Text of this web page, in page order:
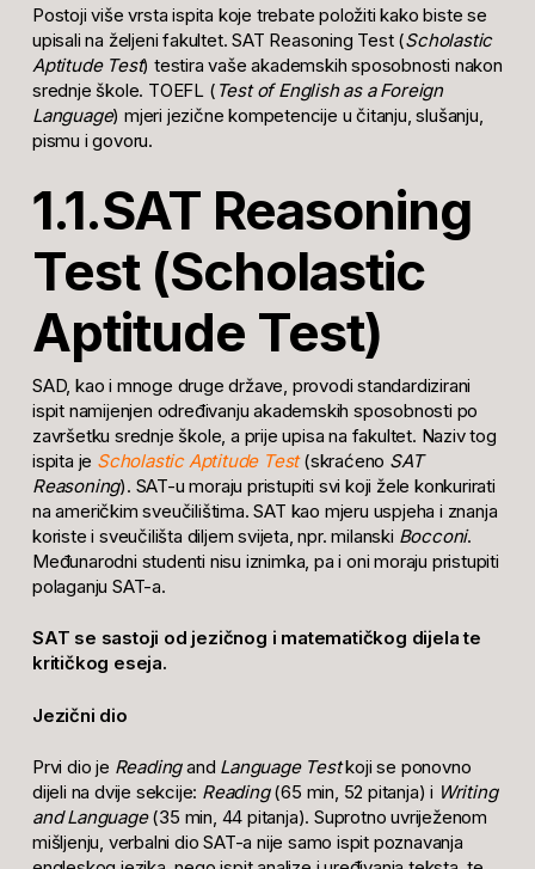
Postoji više vrsta ispita koje trebate položiti kako biste se
upisali na željeni fakultet. SAT Reasoning Test (Scholastic
Aptitude Test) testira vaše akademskih sposobnosti nakon
srednje škole. TOEFL ( Test of English as a Foreign
Language) mjeri jezične kompetencije u čitanju, slušanju,
pismu i govoru.
1.1.SAT Reasoning
Test (Scholastic
Aptitude Test)
SAD, kao i mnoge druge države, provodi standardizirani
ispit namijenjen određivanju akademskih sposobnosti po
završetku srednje škole, a prije upisa na fakultet. Naziv tog
ispita je Scholastic Aptitude Test (skraćeno SAT
Reasoning). SAT-u moraju pristupiti svi koji žele konkurirati
na američkim sveučilištima. SAT kao mjeru uspjeha i znanja
koriste i sveučilišta diljem svijeta, npr. milanski Bocconi.
Međunarodni studenti nisu iznimka, pa i oni moraju pristupiti
polaganju SAT-a.
SAT se sastoji od jezičnog i matematičkog dijela te
kritičkog eseja.
Jezični dio
Prvi dio je Readingand Language Testkoji se ponovno
dijeli na dvije sekcije: Reading(65 min, 52 pitanja) i Writing
and Language(35 min, 44 pitanja). Suprotno uvriježenom
mišljenju, verbalni dio SAT-a nije samo ispit poznavanja